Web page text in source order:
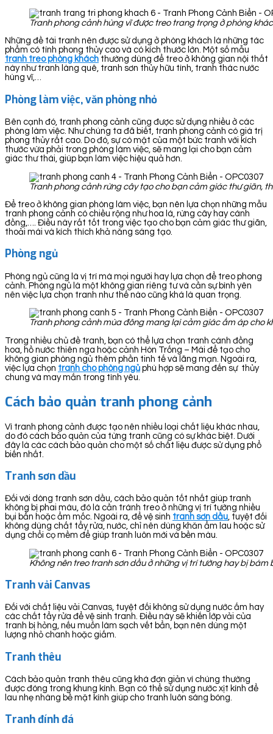
Tranh phong cảnh hùng vĩ được treo trang trọng ở phòng
Những đề tài tranh nên được sử dụng ở phòng khách là những tác
phẩm có tính phong thủy cao và có kích thước lớn. Một số mẫu
tranh treo phòng khách thường dùng để treo ở không gian nội thất
này như tranh làng quê, tranh sơn thủy hữu tình, tranh thác nước
hùng vĩ,…
Phòng làm việc, văn phòng nhỏ
Bên cạnh đó, tranh phong cảnh cũng được sử dụng nhiều ở các
phòng làm việc. Như chúng ta đã biết, tranh phong cảnh có giá trị
phong thủy rất cao. Do đó, sự có mặt của một bức tranh với kích
thước vừa phải trong phòng làm việc, sẽ mang lại cho bạn cảm
giác thư thái, giúp bạn làm việc hiệu quả hơn.
Tranh phong cảnh rừng cây tạo cho bạn cảm giác thư giãn,
Để treo ở không gian phòng làm việc, bạn nên lựa chọn những mẫu
tranh phong cảnh có chiều rộng như hoa lá, rừng cây hay cánh
đồng,…. Điều này rất tốt trong việc tạo cho bạn cảm giác thư giãn,
thoải mái và kích thích khả năng sáng tạo.
Phòng ngủ
Phòng ngủ cũng là vị trí mà mọi người hay lựa chọn để treo phong
cảnh. Phòng ngủ là một không gian riêng tư và cần sự bình yên
nên việc lựa chọn tranh như thế nào cũng khá là quan trọng.
Tranh phong cảnh mùa đông mang lại cảm giác ấm áp cho
Trong nhiều chủ đề tranh, bạn có thể lựa chọn tranh cánh đồng
hoa, hồ nước thiên nga hoặc cảnh Hòn Trống – Mái để tạo cho
không gian phòng ngủ thêm phần tinh tế và lãng mạn. Ngoài ra,
việc lựa chọn tranh cho phòng ngủ phù hợp sẽ mang đến sự thủy
chung và may mắn trong tình yêu.
Cách bảo quản tranh phong cảnh
Vì tranh phong cảnh được tạo nên nhiều loại chất liệu khác nhau,
do đó cách bảo quản của từng tranh cũng có sự khác biệt. Dưới
đây là các cách bảo quản cho một số chất liệu được sử dụng phổ
biến nhất.
Tranh sơn dầu
Đối với dòng tranh sơn dầu, cách bảo quản tốt nhất giúp tranh
không bị phai màu, đó là cần tránh treo ở những vị trí tường nhiều
bụi bẩn hoặc ẩm mốc. Ngoài ra, để vệ sinh tranh sơn dầu, tuyệt đối
không dùng chất tẩy rửa, nước, chỉ nên dùng khăn ẩm lau hoặc sử
dụng chổi cọ mềm để giúp tranh luôn mới và bền màu.
Không nên treo tranh sơn dầu ở những vị trí tường hay bị bám
Tranh vải Canvas
Đối với chất liệu vải Canvas, tuyệt đối không sử dụng nước ấm hay
các chất tẩy rửa để vệ sinh tranh. Điều này sẽ khiến lớp vải của
tranh bị hỏng, nếu muốn làm sạch vết bẩn, bạn nên dùng một
lượng nhỏ chanh hoặc giấm.
Tranh thêu
Cách bảo quản tranh thêu cũng khá đơn giản vì chúng thường
được đóng trong khung kính. Bạn có thể sử dụng nước xịt kính để
lau nhẹ nhàng bề mặt kính giúp cho tranh luôn sáng bóng.
Tranh đính đá